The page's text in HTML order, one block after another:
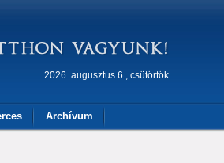
2026. augusztus 6., csütörtök
Archívum